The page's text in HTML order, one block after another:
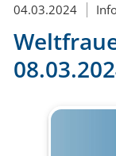
04.03.2024